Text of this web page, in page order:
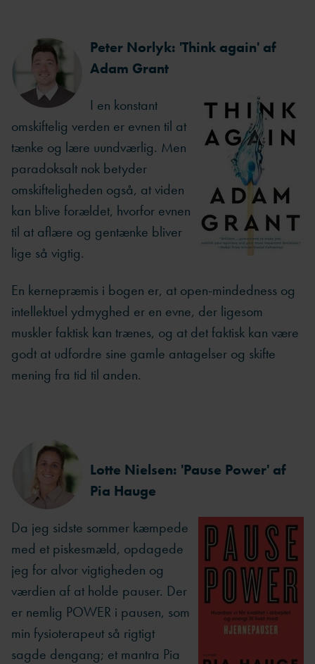
Peter Norlyk: 'Think again' af
Adam Grant
I en konstant
omskiftelig verden er evnen til at
tænke og lære uundværlig. Men
paradoksalt nok betyder
omskifteligheden også, at viden
kan blive forældet, hvorfor evnen
til at aflære og gentænke bliver
lige så vigtig.
En kernepræmis i bogen er, at open-mindedness og
intellektuel ydmyghed er en evne, der ligesom
muskler faktisk kan trænes, og at det faktisk kan være
godt at udfordre sine gamle antagelser og skifte
mening fra tid til anden.
Lotte Nielsen: 'Pause Power' af
Pia Hauge
Da jeg sidste sommer kæmpede
med et piskesmæld, opdagede
jeg for alvor vigtigheden og
værdien af at holde pauser. Der
er nemlig POWER i pausen, som
min fysioterapeut så rigtigt
sagde dengang; et mantra Pia